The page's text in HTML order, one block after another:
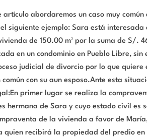
artículo abordaremos un caso muy
siguiente ejemplo: Sara está
de 150.00 m² por la suma de S/.
en un condominio en Pueblo Libre,
judicial de divorcio por lo que
con su aun esposo.Ante esta
primer lugar se realiza la
hermana de Sara y cuyo estado civil es
de la vivienda a favor de
quien recibirá la propiedad del predio